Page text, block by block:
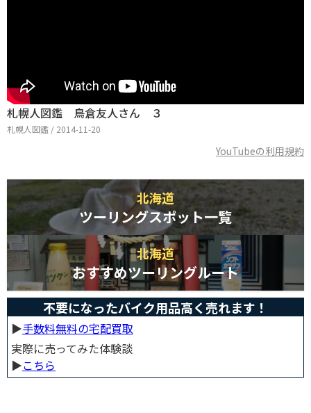
札幌人図鑑 鳥倉友人さん ３
札幌人図鑑 / 2014-11-20
YouTubeの利用規約
北海道
ツーリングスポット一覧
北海道
おすすめツーリングルート
不要になったバイク用品高く売れます！
▶︎手数料無料の宅配買取
実際に売ってみた体験談
▶︎こちら